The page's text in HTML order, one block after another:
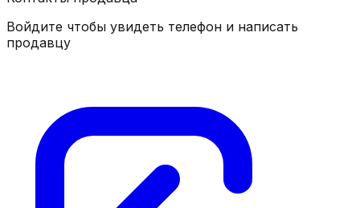
Войдите чтобы увидеть телефон и написать
продавцу